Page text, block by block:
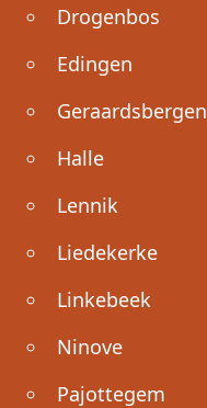
Drogenbos
Edingen
Geraardsbergen
Halle
Lennik
Liedekerke
Linkebeek
Ninove
Pajottegem